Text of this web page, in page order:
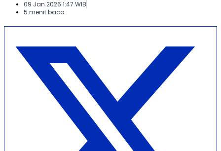
09 Jan 2026 1:47 WIB
5 menit baca